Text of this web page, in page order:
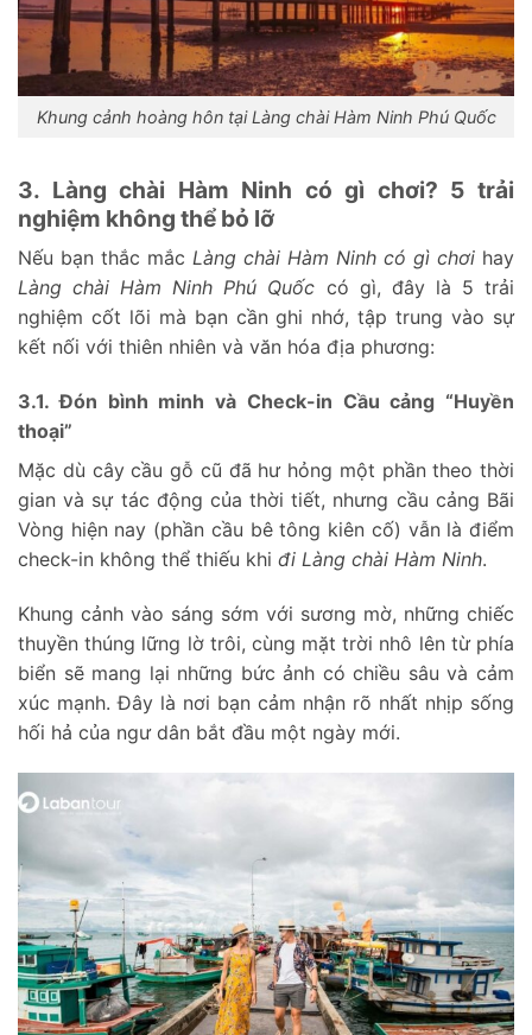
Khung cảnh hoàng hôn tại Làng chài Hàm Ninh Phú Quốc
3. Làng chài Hàm Ninh có gì chơi? 5 trải
nghiệm không thể bỏ lỡ
Nếu bạn thắc mắc Làng chài Hàm Ninh có gì chơi hay
Làng chài Hàm Ninh Phú Quốc có gì, đây là 5 trải
nghiệm cốt lõi mà bạn cần ghi nhớ, tập trung vào sự
kết nối với thiên nhiên và văn hóa địa phương:
3.1. Đón bình minh và Check-in Cầu cảng “Huyền
thoại”
Mặc dù cây cầu gỗ cũ đã hư hỏng một phần theo thời
gian và sự tác động của thời tiết, nhưng cầu cảng Bãi
Vòng hiện nay (phần cầu bê tông kiên cố) vẫn là điểm
check-in không thể thiếu khi đi Làng chài Hàm Ninh.
Khung cảnh vào sáng sớm với sương mờ, những chiếc
thuyền thúng lững lờ trôi, cùng mặt trời nhô lên từ phía
biển sẽ mang lại những bức ảnh có chiều sâu và cảm
xúc mạnh. Đây là nơi bạn cảm nhận rõ nhất nhịp sống
hối hả của ngư dân bắt đầu một ngày mới.